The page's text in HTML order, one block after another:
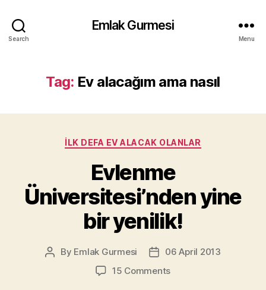
Search
Emlak Gurmesi
Menu
Tag: Ev alacağım ama nasıl
Categories
İLK DEFA EV ALACAK OLANLAR
Evlenme
Üniversitesi’nden yine
bir yenilik!
Post
By Emlak Gurmesi
Post06 April 2013
15 Commentson